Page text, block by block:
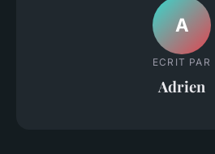
A
ECRIT PAR
Adrien